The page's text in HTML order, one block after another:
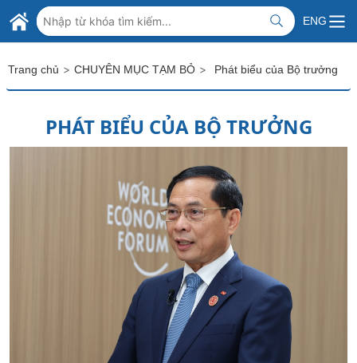
Skip to Main Content
BỘ NGOẠI GIAO VIỆT NAM
MINISTRY OF FOREIGN AFFAIRS
ENG
Trang chủ > CHUYÊN MỤC TẠM BỎ > Phát biểu của Bộ trưởng
PHÁT BIỂU CỦA BỘ TRƯỞNG